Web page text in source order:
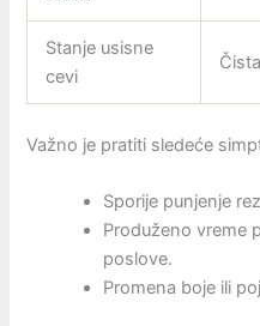
Stanje usisne
cevi
Čista
Važno je pratiti sledeće
Sporije punjenje
Produženo vreme
poslove.
Promena boje ili